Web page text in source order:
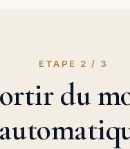
ÉTAPE 2 / 3
du